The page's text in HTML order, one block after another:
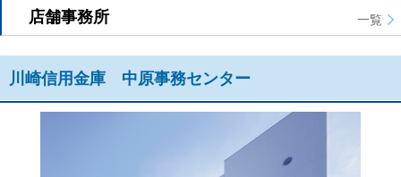
店舗事務所 一覧
川崎信用金庫 中原事務センター